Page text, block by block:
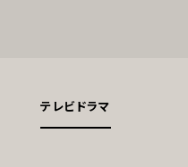
テレビドラマ